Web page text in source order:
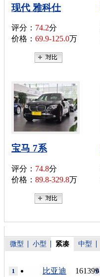
现代 雅科仕
评分： 74.2分
价格： 69.9-125.0万
宝马 7系
评分： 74.8分
价格： 89.8-329.8万
微型 小型 紧凑 中型
161399
比亚迪